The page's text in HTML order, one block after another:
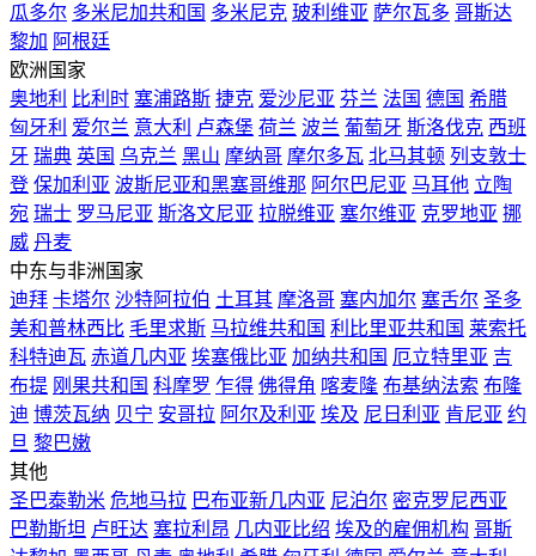
瓜多尔 多米尼加共和国 多米尼克 玻利维亚 萨尔瓦多 哥斯达
黎加 阿根廷
欧洲国家
奥地利
比利时 塞浦路斯 捷克 爱沙尼亚 芬兰 法国 德国 希腊
匈牙利 爱尔兰 意大利 卢森堡 荷兰 波兰 葡萄牙 斯洛伐克 西班
牙 瑞典 英国 乌克兰 黑山 摩纳哥 摩尔多瓦 北马其顿 列支敦士
登 保加利亚 波斯尼亚和黑塞哥维那 阿尔巴尼亚 马耳他 立陶
宛 瑞士 罗马尼亚 斯洛文尼亚 拉脱维亚 塞尔维亚 克罗地亚 挪
威 丹麦
中东与非洲国家
迪拜 卡塔尔 沙特阿拉伯 土耳其 摩洛哥 塞内加尔 塞舌尔 圣多
美和普林西比 毛里求斯 马拉维共和国 利比里亚共和国 莱索托
科特迪瓦 赤道几内亚 埃塞俄比亚 加纳共和国 厄立特里亚 吉
布提 刚果共和国 科摩罗 乍得 佛得角 喀麦隆 布基纳法索 布隆
迪 博茨瓦纳 贝宁 安哥拉 阿尔及利亚 埃及 尼日利亚 肯尼亚 约
旦 黎巴嫩
其他
圣巴泰勒米 危地马拉 巴布亚新几内亚 尼泊尔 密克罗尼西亚
巴勒斯坦 卢旺达 塞拉利昂 几内亚比绍 埃及的雇佣机构 哥斯